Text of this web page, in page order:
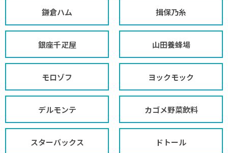
鎌倉ハム 揖保乃糸
銀座千疋屋 山田養蜂場
モロゾフ ヨックモック
デルモンテ カゴメ野菜飲料
スターバックス ドトール